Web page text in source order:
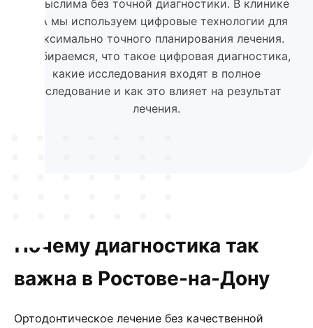
немыслима без точной диагностики. В клинике
ЭРА мы используем цифровые технологии для
максимально точного планирования лечения.
Разбираемся, что такое цифровая диагностика,
какие исследования входят в полное
обследование и как это влияет на результат
лечения.
Почему диагностика так
важна в Ростове-на-Дону
Ортодонтическое лечение без качественной